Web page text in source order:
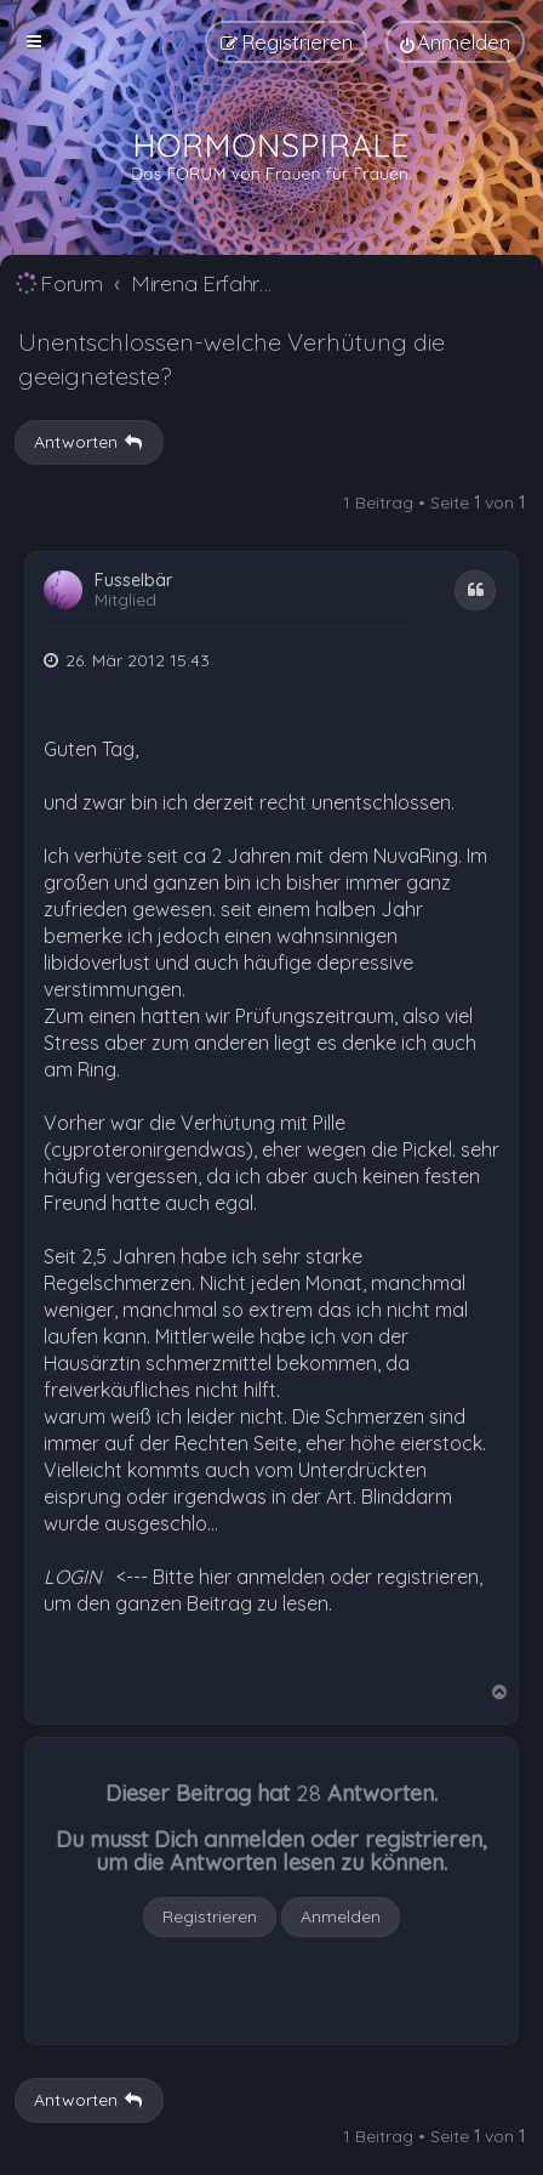
Anmelden
Registrieren
Forum Mirena Erfahrungsberichte und Nebenwirkungen
Unentschlossen-welche Verhütung die
geeigneteste?
Antworten
1 Beitrag • Seite 1 von 1
Fusselbär
Mitglied
Zitat
26. Mär 2012 15:43
Guten Tag,
und zwar bin ich derzeit recht unentschlossen.
Ich verhüte seit ca 2 Jahren mit dem NuvaRing. Im
großen und ganzen bin ich bisher immer ganz
zufrieden gewesen. seit einem halben Jahr
bemerke ich jedoch einen wahnsinnigen
libidoverlust und auch häufige depressive
verstimmungen.
Zum einen hatten wir Prüfungszeitraum, also viel
Stress aber zum anderen liegt es denke ich auch
am Ring.
Vorher war die Verhütung mit Pille
(cyproteronirgendwas), eher wegen die Pickel. sehr
häufig vergessen, da ich aber auch keinen festen
Freund hatte auch egal.
Seit 2,5 Jahren habe ich sehr starke
Regelschmerzen. Nicht jeden Monat, manchmal
weniger, manchmal so extrem das ich nicht mal
laufen kann. Mittlerweile habe ich von der
Hausärztin schmerzmittel bekommen, da
freiverkäufliches nicht hilft.
warum weiß ich leider nicht. Die Schmerzen sind
immer auf der Rechten Seite, eher höhe eierstock.
Vielleicht kommts auch vom Unterdrückten
eisprung oder irgendwas in der Art. Blinddarm
wurde ausgeschlo…
LOGIN <--- Bitte hier anmelden oder registrieren,
um den ganzen Beitrag zu lesen.
Dieser Beitrag hat 28 Antworten.
Du musst Dich anmelden oder registrieren,
um die Antworten lesen zu können.
Registrieren Anmelden
Antworten
1 Beitrag • Seite 1 von 1